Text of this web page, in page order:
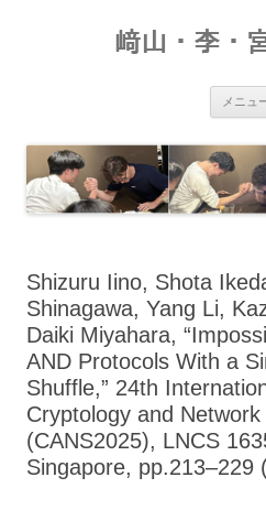
プ
﨑山・李・
メニュ
Shizuru Iino, Shota
Shinagawa, Yang Li,
Daiki Miyahara,
AND Protocols With a
Shuffle,” 24th
Cryptology and
(CANS2025), LNCS
Singapore, pp.213–229